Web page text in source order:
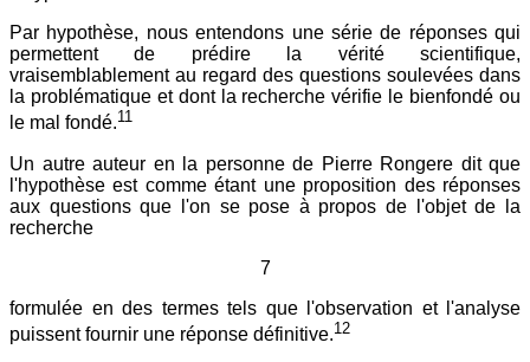
Par hypothèse, nous entendons une série de réponses qui
permettent de prédire la vérité scientifique,
vraisemblablement au regard des questions soulevées dans
la problématique et dont la recherche vérifie le bienfondé ou
le mal fondé.11
Un autre auteur en la personne de Pierre Rongere dit que
l'hypothèse est comme étant une proposition des réponses
aux questions que l'on se pose à propos de l'objet de la
recherche
7
formulée en des termes tels que l'observation et l'analyse
puissent fournir une réponse définitive.12